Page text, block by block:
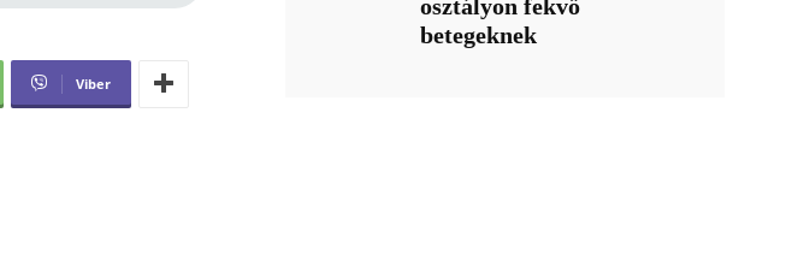
Viber
osztályon fekvő
betegeknek